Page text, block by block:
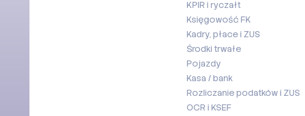
KPIR i ryczałt
Księgowość FK
Kadry, płace i ZUS
Środki trwałe
Pojazdy
Kasa / bank
Rozliczanie podatków i ZUS
OCR i KSEF